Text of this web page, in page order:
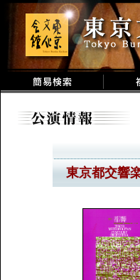
東京都交響